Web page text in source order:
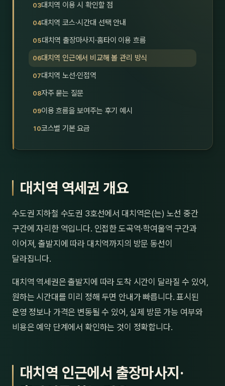
울산
24
대치역 이용 시 확인할 점
대치역 코스·시간대 선택 안내
대치역 출장마사지·홈타이 이용 흐름
대치역 인근에서 비교해 볼 관리 방식
대치역 노선·인접역
자주 묻는 질문
이용 흐름을 보여주는 후기 예시
코스별 기본 요금
대치역 역세권 개요
수도권 지하철 수도권 3호선에서 대치역은(는) 노선 중간
구간에 자리한 역입니다. 인접한 도곡역·학여울역 구간과
이어져, 출발지에 따라 대치역까지의 방문 동선이
달라집니다.
대치역 역세권은 출발지에 따라 도착 시간이 달라질 수 있어,
원하는 시간대를 미리 정해 두면 안내가 빠릅니다. 표시된
운영 정보나 가격은 변동될 수 있어, 실제 방문 가능 여부와
비용은 예약 단계에서 확인하는 것이 정확합니다.
대치역 인근에서 출장마사지·